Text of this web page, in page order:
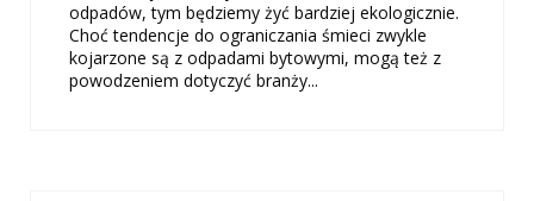
odpadów, tym będziemy żyć bardziej ekologicznie.
Choć tendencje do ograniczania śmieci zwykle
kojarzone są z odpadami bytowymi, mogą też z
powodzeniem dotyczyć branży...